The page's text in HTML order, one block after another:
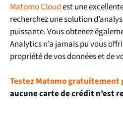
Matomo Cloudest une
recherchez une solution
puissante. Vous obtenez
Analytics n’a jamais pu vous
propriété de vos données et de
Testez Matomo gratuitement
aucune carte de crédit n’est